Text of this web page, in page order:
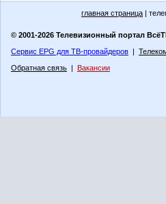
главная страница |
© 2001-2026 Телевизионный портал
Сервис EPG для ТВ-провайдеров |
Обратная связь | Вакансии